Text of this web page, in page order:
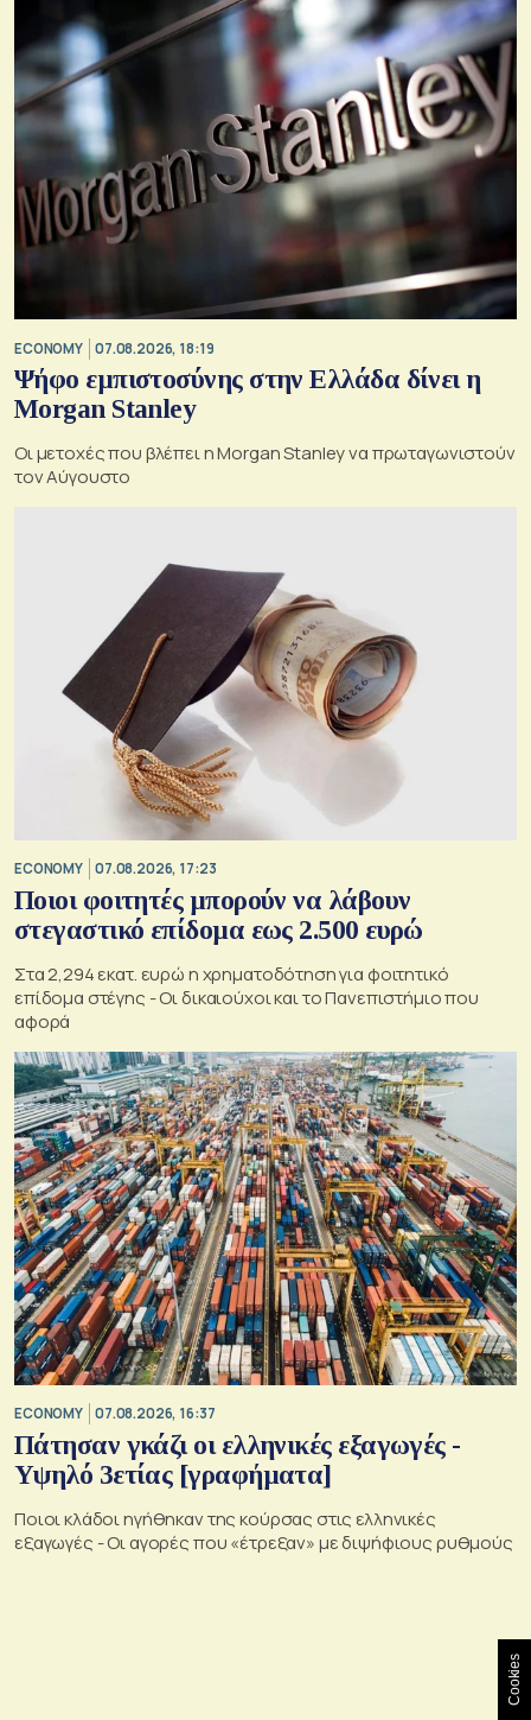
ECONOMY 07.08.2026, 18:19
Ψήφο εμπιστοσύνης στην Ελλάδα δίνει η
Morgan Stanley
Οι μετοχές που βλέπει η Morgan Stanley να πρωταγωνιστούν
τον Αύγουστο
ECONOMY 07.08.2026, 17:23
Ποιοι φοιτητές μπορούν να λάβουν
στεγαστικό επίδομα εως 2.500 ευρώ
Στα 2,294 εκατ. ευρώ η χρηματοδότηση για φοιτητικό
επίδομα στέγης - Οι δικαιούχοι και το Πανεπιστήμιο που
αφορά
ECONOMY 07.08.2026, 16:37
Πάτησαν γκάζι οι ελληνικές εξαγωγές -
Υψηλό 3ετίας [γραφήματα]
Ποιοι κλάδοι ηγήθηκαν της κούρσας στις ελληνικές
εξαγωγές - Οι αγορές που «έτρεξαν» με διψήφιους ρυθμούς
Cookies